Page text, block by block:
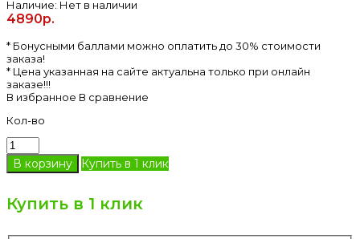
Наличие: Нет в наличии
4890р.
* Бонусными баллами можно оплатить до 30% стоимости
заказа!
* Цена указанная на сайте актуальна только при онлайн
заказе!!!
В избранное В сравнение
Кол-во
Купить в 1 клик
Купить в 1 клик